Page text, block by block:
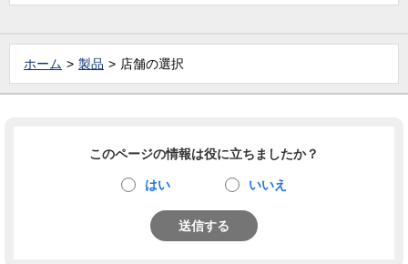
ホーム 製品 店舗の選択
このページの情報は役に立ちましたか？
はい いいえ
送信する